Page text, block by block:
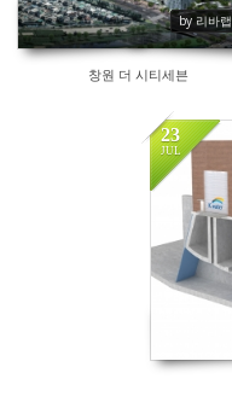
by 리바랩
창원 더 시티세븐
23
JUL